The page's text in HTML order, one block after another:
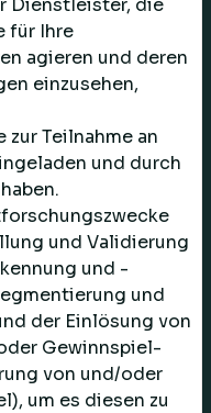
Dienstleister, die
für Ihre
agieren und deren
einzusehen,
zur Teilnahme an
und durch
und Validierung
und -
und
der Einlösung von
Gewinnspiel-
von und/oder
um es diesen zu